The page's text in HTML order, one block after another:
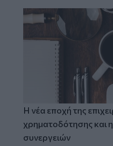
Η νέα εποχή της
χρηματοδότησης και
συνεργειών